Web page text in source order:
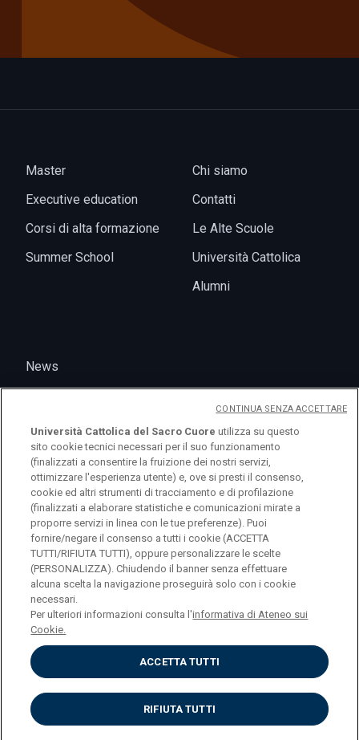
Master
Executive education
Corsi di alta formazione
Summer School
Chi siamo
Contatti
Le Alte Scuole
Università Cattolica
Alumni
News
© Università Cattolica del Sacro Cuore Largo A.
Gemelli 1, 20123 Milano PI 02133120150
Università Cattolica del Sacro Cuore utilizza su questo
sito cookie tecnici necessari per il suo funzionamento
(finalizzati a consentire la fruizione dei nostri servizi,
ottimizzare l'esperienza utente) e, ove si presti il consenso,
cookie ed altri strumenti di tracciamento e di profilazione
(finalizzati a elaborare statistiche e comunicazioni mirate a
proporre servizi in linea con le tue preferenze). Puoi
fornire/negare il consenso a tutti i cookie (ACCETTA
TUTTI/RIFIUTA TUTTI), oppure personalizzare le scelte
(PERSONALIZZA). Chiudendo il banner senza effettuare
alcuna scelta la navigazione proseguirà solo con i cookie
necessari.
Per ulteriori informazioni consulta l'informativa di Ateneo sui
Cookie.
ACCETTA TUTTI
RIFIUTA TUTTI
CONTINUA SENZA ACCETTARE